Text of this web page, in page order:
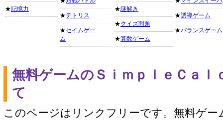
★記憶力
★テトリス
★セイムゲー
ム
★謎解き
★クイズ問題
★算数ゲーム
★誘導ゲーム
★バランスゲーム
無料ゲームのＳｉｍｐｌｅＣａｌ
て
このページはリンクフリーです。無料ゲー